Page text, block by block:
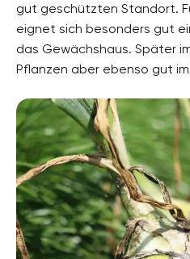
gut geschützten Standort.
eignet sich besonders gut
das Gewächshaus. Später
Pflanzen aber ebenso gut